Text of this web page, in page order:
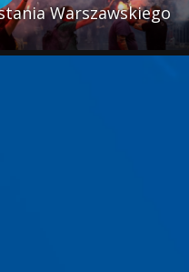
Warszawskiego